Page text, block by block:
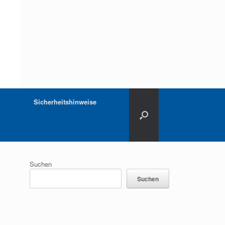
Sicherheitshinweise
Suchen
Suchen